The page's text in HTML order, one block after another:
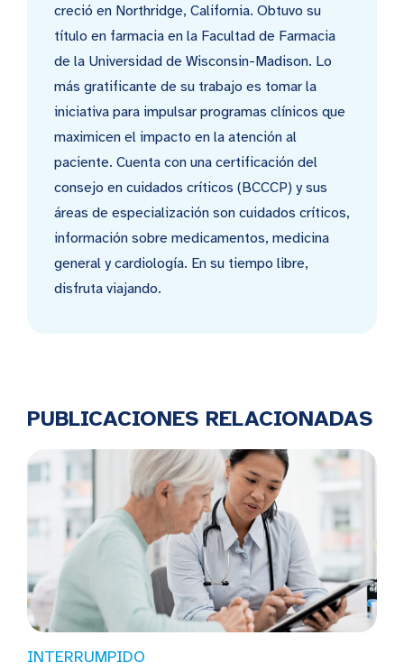
creció en Northridge, California. Obtuvo su
título en farmacia en la Facultad de Farmacia
de la Universidad de Wisconsin-Madison. Lo
más gratificante de su trabajo es tomar la
iniciativa para impulsar programas clínicos que
maximicen el impacto en la atención al
paciente. Cuenta con una certificación del
consejo en cuidados críticos (BCCCP) y sus
áreas de especialización son cuidados críticos,
información sobre medicamentos, medicina
general y cardiología. En su tiempo libre,
disfruta viajando.
PUBLICACIONES RELACIONADAS
INTERRUMPIDO